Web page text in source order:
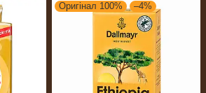
Оригінал 100% –4%